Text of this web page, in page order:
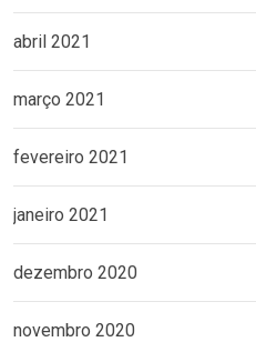
abril 2021
março 2021
fevereiro 2021
janeiro 2021
dezembro 2020
novembro 2020